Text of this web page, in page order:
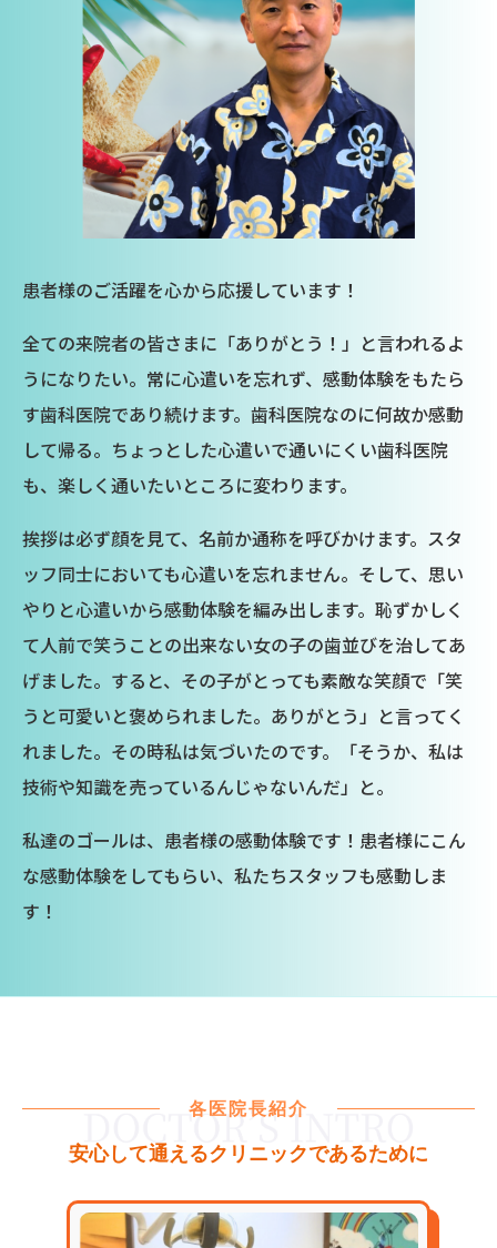
患者様のご活躍を心から応援しています！
全ての来院者の皆さまに「ありがとう！」と言われるよ
うになりたい。常に心遣いを忘れず、感動体験をもたら
す歯科医院であり続けます。歯科医院なのに何故か感動
して帰る。ちょっとした心遣いで通いにくい歯科医院
も、楽しく通いたいところに変わります。
挨拶は必ず顔を見て、名前か通称を呼びかけます。スタ
ッフ同士においても心遣いを忘れません。そして、思い
やりと心遣いから感動体験を編み出します。恥ずかしく
て人前で笑うことの出来ない女の子の歯並びを治してあ
げました。すると、その子がとっても素敵な笑顔で「笑
うと可愛いと褒められました。ありがとう」と言ってく
れました。その時私は気づいたのです。「そうか、私は
技術や知識を売っているんじゃないんだ」と。
私達のゴールは、患者様の感動体験です！患者様にこん
な感動体験をしてもらい、私たちスタッフも感動しま
す！
各医院長紹介
安心して通えるクリニックであるために